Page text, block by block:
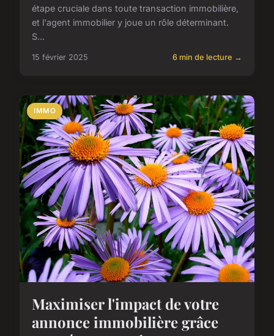
étape cruciale dans toute transaction immobilière,
et l'agent immobilier y joue un rôle déterminant.
S...
15 février 2025 6 min de lecture →
IMMO
Maximiser l'impact de votre
annonce immobilière grâce